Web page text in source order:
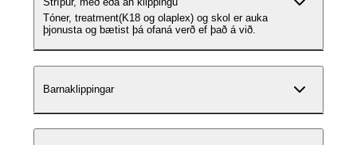
Tóner, treatment(K18 og olaplex) og skol er auka
þjonusta og bætist þá ofaná verð ef það á við.
Barnaklippingar